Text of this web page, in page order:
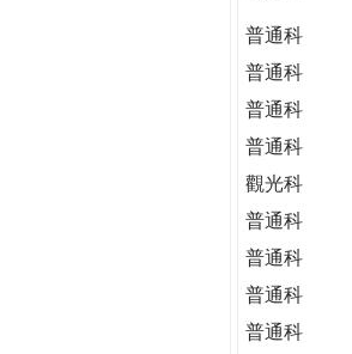
普通科
普通科
普通科
普通科
觀光科
普通科
普通科
普通科
普通科